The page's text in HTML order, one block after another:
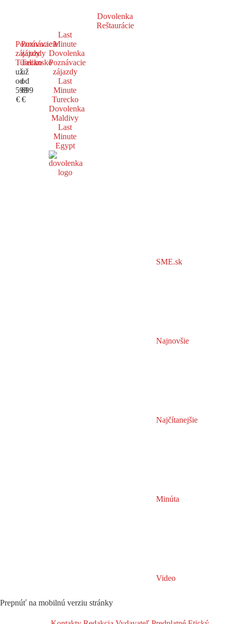
Dovolenka
Reštaurácie
Poznávacie
zájazdy
Turecko
už
od
599
€
Poznávacie
zájazdy
Taliansko
už
od
699
€
Last
Minute
Dovolenka
Poznávacie
zájazdy
Last
Minute
Turecko
Dovolenka
Maldivy
Last
Minute
Egypt
SME.sk
Najnovšie
Najčítanejšie
Minúta
Video
Prepnúť na mobilnú verziu stránky